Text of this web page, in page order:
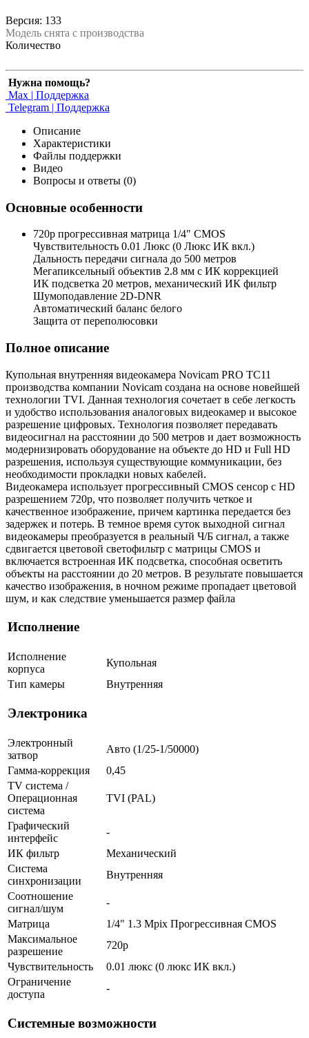
Версия: 133
Модель снята с производства
Количество
Нужна помощь?
Max | Поддержка
Telegram | Поддержка
Описание
Характеристики
Файлы поддержки
Видео
Вопросы и ответы (0)
Основные особенности
720p прогрессивная матрица 1/4" CMOS
Чувствительность 0.01 Люкс (0 Люкс ИК вкл.)
Дальность передачи сигнала до 500 метров
Мегапиксельный объектив 2.8 мм с ИК коррекцией
ИК подсветка 20 метров, механический ИК фильтр
Шумоподавление 2D-DNR
Автоматический баланс белого
Защита от переполюсовки
Полное описание
Купольная внутренняя видеокамера Novicam PRO TC11
производства компании Novicam создана на основе новейшей
технологии TVI. Данная технология сочетает в себе легкость
и удобство использования аналоговых видеокамер и высокое
разрешение цифровых. Технология позволяет передавать
видеосигнал на расстоянии до 500 метров и дает возможность
модернизировать оборудование на объекте до HD и Full HD
разрешения, используя существующие коммуникации, без
необходимости прокладки новых кабелей.
Видеокамера использует прогрессивный CMOS сенсор с HD
разрешением 720p, что позволяет получить четкое и
качественное изображение, причем картинка передается без
задержек и потерь. В темное время суток выходной сигнал
видеокамеры преобразуется в реальный Ч/Б сигнал, а также
сдвигается цветовой светофильтр с матрицы CMOS и
включается встроенная ИК подсветка, способная осветить
объекты на расстоянии до 20 метров. В результате повышается
качество изображения, в ночном режиме пропадает цветовой
шум, и как следствие уменьшается размер файла
Исполнение
Исполнение
корпуса
Купольная
Тип камеры
Внутренняя
Электроника
Электронный
затвор
Авто (1/25-1/50000)
Гамма-коррекция
0,45
TV система /
Операционная
система
TVI (PAL)
Графический
интерфейс
-
ИК фильтр
Механический
Система
синхронизации
Внутренняя
Соотношение
сигнал/шум
-
Матрица
1/4" 1.3 Mpix Прогрессивная CMOS
Максимальное
разрешение
720p
Чувствительность
0.01 люкс (0 люкс ИК вкл.)
Ограничение
доступа
-
Системные возможности